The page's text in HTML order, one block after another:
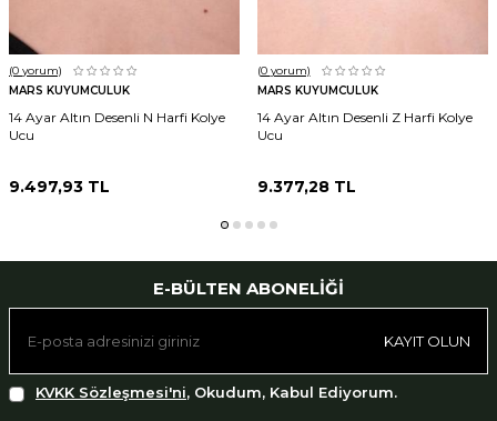
(0 yorum)
MARS KUYUMCULUK
14 Ayar Altın Desenli N Harfi Kolye
Ucu
9.497,93 TL
(0 yorum)
MARS KUYUMCULUK
14 Ayar Altın Desenli Z Harfi Kolye
Ucu
9.377,28TL
E-BÜLTEN ABONELIĞI
KAYIT OLUN
KVKK Sözleşmesi'ni, Okudum, Kabul Ediyorum.